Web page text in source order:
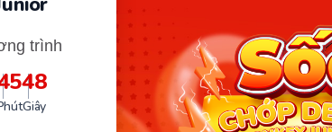
trình
47
Giây
là vitamin A và E. Đây là các loại
dụng tái tạo và kích thích sản sinh tế bào mới.
tác dụng ngăn ngừa và trị liệu tốt đối với các
bảo vệ sức khỏe của mắt:Bên trong mướp
A, dưỡng chất tốt cho mắt. Vì vậy,